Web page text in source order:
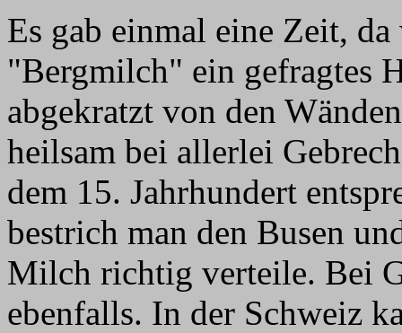
Es gab einmal eine Zeit,
"Bergmilch" ein gefragtes
abgekratzt von den
heilsam bei allerlei
dem 15. Jahrhundert
bestrich man den Busen
Milch richtig verteile. Bei
ebenfalls. In der Schweiz